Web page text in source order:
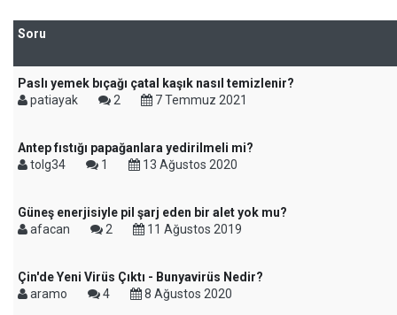
Soru
Paslı yemek bıçağı çatal kaşık nasıl temizlenir?
patiayak
2 7 Temmuz 2021
Antep fıstığı papağanlara yedirilmeli mi?
tolg34
1 13 Ağustos 2020
Güneş enerjisiyle pil şarj eden bir alet yok mu?
afacan
2 11 Ağustos 2019
Çin'de Yeni Virüs Çıktı - Bunyavirüs Nedir?
aramo
4 8 Ağustos 2020